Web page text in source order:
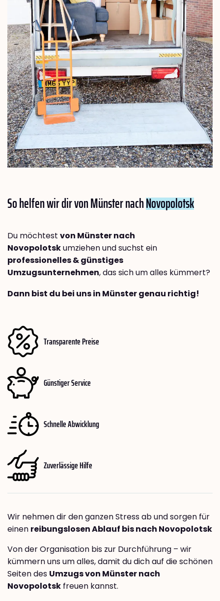
So helfen wir dir von Münster nachNovopolotsk
Du möchtest von Münster nach
Novopolotskumziehen und suchst ein
professionelles & günstiges
Umzugsunternehmen, das sich um alles kümmert?
Dann bist du bei uns in Münster genau richtig!
Transparente Preise
Günstiger Service
Schnelle Abwicklung
Zuverlässige Hilfe
Wir nehmen dir den ganzen Stress ab und sorgen für
einen reibungslosen Ablauf bis nach Novopolotsk
Von der Organisation bis zur Durchführung – wir
kümmern uns um alles, damit du dich auf die schönen
Seiten des Umzugs von Münster nach
Novopolotsk freuen kannst.